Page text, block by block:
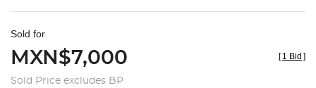
Sold for
MXN$7,000
Sold Price excludes BP
[ 1 Bid ]